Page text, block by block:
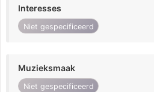
Interesses
Niet gespecificeerd
Muzieksmaak
Niet gespecificeerd